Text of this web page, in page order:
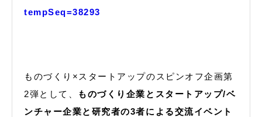
tempSeq=38293
ものづくり×スタートアップのスピンオフ企画第
2弾として、
ものづくり企業とスタートアップ/ベ
ンチャー企業と研究者の3者による交流イベント